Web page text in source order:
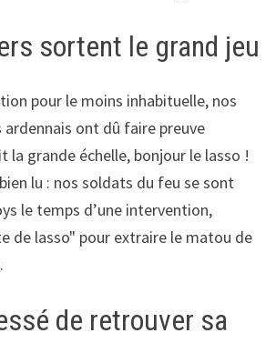
sortent le grand jeu
pour le moins inhabituelle, nos
ont dû faire preuve
la grande échelle, bonjour le lasso !
lu : nos soldats du feu se sont
le temps d’une intervention,
de lasso" pour extraire le matou de
de retrouver sa